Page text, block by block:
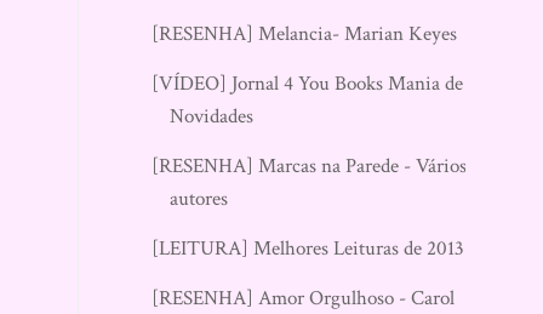
[RESENHA] Melancia- Marian Keyes
[VÍDEO] Jornal 4 You Books Mania de
Novidades
[RESENHA] Marcas na Parede - Vários
autores
[LEITURA] Melhores Leituras de 2013
[RESENHA] Amor Orgulhoso - Carol